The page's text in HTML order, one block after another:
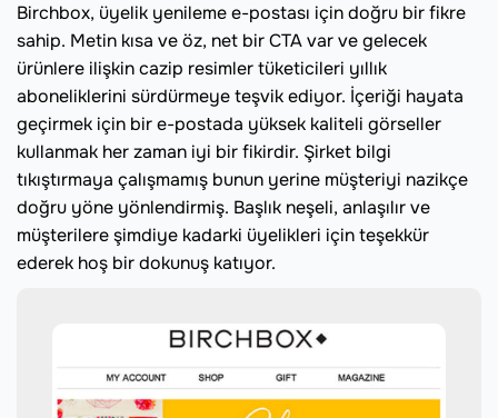
Birchbox, üyelik yenileme e-postası için doğru bir fikre
sahip. Metin kısa ve öz, net bir CTA var ve gelecek
ürünlere ilişkin cazip resimler tüketicileri yıllık
aboneliklerini sürdürmeye teşvik ediyor. İçeriği hayata
geçirmek için bir e-postada yüksek kaliteli görseller
kullanmak her zaman iyi bir fikirdir. Şirket bilgi
tıkıştırmaya çalışmamış bunun yerine müşteriyi nazikçe
doğru yöne yönlendirmiş. Başlık neşeli, anlaşılır ve
müşterilere şimdiye kadarki üyelikleri için teşekkür
ederek hoş bir dokunuş katıyor.